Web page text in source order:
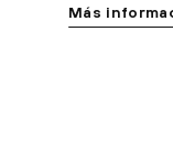
Más